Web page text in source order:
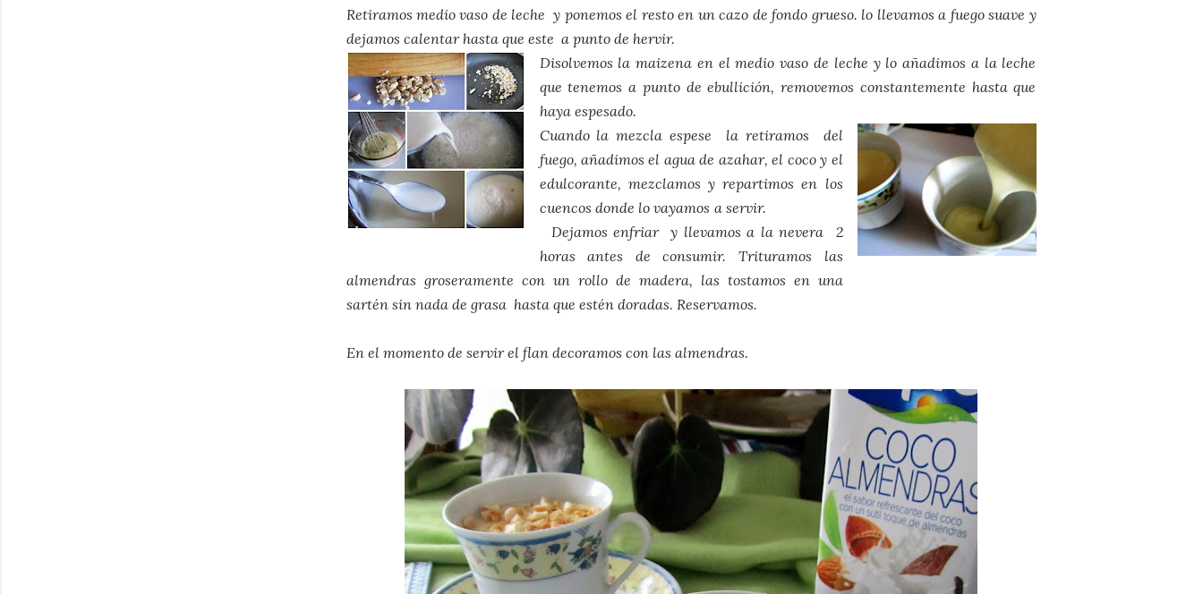
Retiramos medio vaso de leche y ponemos el resto en un cazo de fondo grueso. lo llevamos a fuego suave y
dejamos calentar hasta que este a punto de hervir.
Disolvemos la maizena en el medio vaso de leche y lo añadimos a la leche
que tenemos a punto de ebullición, removemos constantemente hasta que
haya espesado.
Cuando la mezcla espese la retiramos del
fuego, añadimos el agua de azahar, el coco y el
edulcorante, mezclamos y repartimos en los
cuencos donde lo vayamos a servir.
Dejamos enfriar y llevamos a la nevera 2
horas antes de consumir. Trituramos las
almendras groseramente con un rollo de madera, las tostamos en una
sartén sin nada de grasa hasta que estén doradas. Reservamos.
En el momento de servir el flan decoramos con las almendras.